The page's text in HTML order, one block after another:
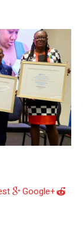
Google+